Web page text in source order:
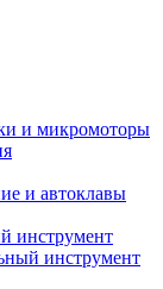
и микромоторы
и автоклавы
инструмент
инструмент